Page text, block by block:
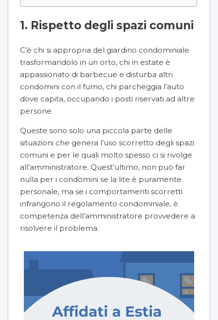
1. Rispetto degli spazi comuni
C’è chi si appropria del giardino condominiale
trasformandolo in un orto, chi in estate è
appassionato di barbecue e disturba altri
condomini con il fumo, chi parcheggia l’auto
dove capita, occupando i posti riservati ad altre
persone.
Queste sono solo una piccola parte delle
situazioni che genera l’uso scorretto degli spazi
comuni e per le quali molto spesso ci si rivolge
all’amministratore. Quest’ultimo, non può far
nulla per i condòmini se la lite è puramente
personale, ma se i comportamenti scorretti
infrangono il regolamento condominiale, è
competenza dell’amministratore provvedere a
risolvere il problema.